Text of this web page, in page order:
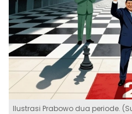
Ilustrasi Prabowo dua periode.